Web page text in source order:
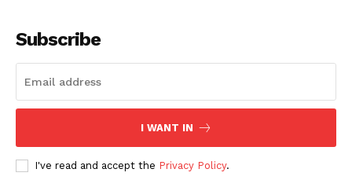
Subscribe
I WANT IN
I've read and accept the Privacy Policy.